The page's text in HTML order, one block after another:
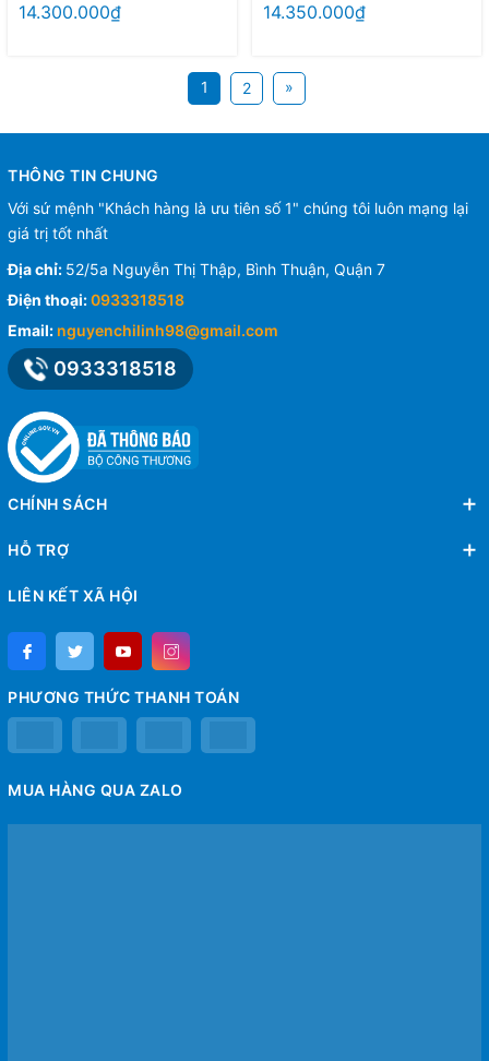
14.300.000₫ 14.350.000₫
1 2 »
THÔNG TIN CHUNG
Với sứ mệnh "Khách hàng là ưu tiên số 1" chúng tôi luôn mạng lại
giá trị tốt nhất
Địa chỉ: 52/5a Nguyễn Thị Thập, Bình Thuận, Quận 7
Điện thoại:0933318518
Email: nguyenchilinh98@gmail.com
0933318518
CHÍNH SÁCH
HỖ TRỢ
LIÊN KẾT XÃ HỘI
PHƯƠNG THỨC THANH TOÁN
MUA HÀNG QUA ZALO